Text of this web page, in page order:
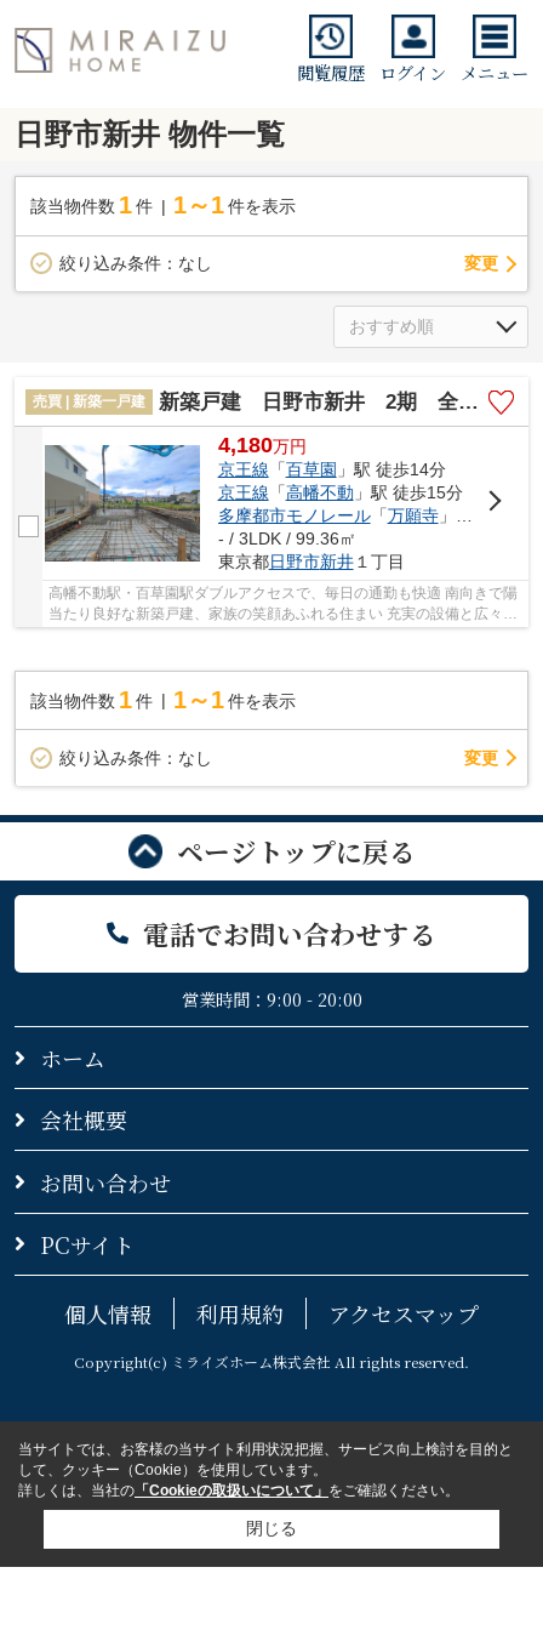
閲覧履歴 ログイン メニュー
日野市新井 物件一覧
該当物件数 1件 1～1 件を表示
絞り込み条件： なし 変更
売買 | 新築一戸建 新築戸建 日野市新井 2期 全4棟
4,180万円
京王線 「百草園 」駅 徒歩14分
京王線 「高幡不動 」駅 徒歩15分
多摩都市モノレール「万願寺」駅 徒歩16分
- / 3LDK / 99.36㎡
東京都日野市新井１丁目
高幡不動駅・百草園駅ダブルアクセスで、毎日の通勤も快適 南向きで陽
当たり良好な新築戸建、家族の笑顔あふれる住まい 充実の設備と広々
LDK、快適な生活を 閑静な住宅街で、安心・安...
該当物件数 1件 1～1 件を表示
絞り込み条件： なし 変更
ページトップに戻る
電話でお問い合わせする
営業時間：9:00 - 20:00
ホーム
会社概要
お問い合わせ
PCサイト
個人情報 利用規約 アクセスマップ
Copyright(c) ミライズホーム株式会社 All rights reserved.
当サイトでは、お客様の当サイト利用状況把握、サービス向上検討を目的と
して、クッキー（Cookie）を使用しています。
詳しくは、当社の 「Cookieの取扱いについて」 をご確認ください。
閉じる